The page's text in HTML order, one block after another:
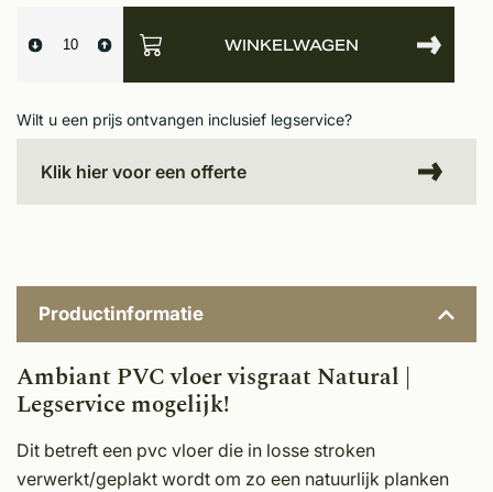
WINKELWAGEN
Wilt u een prijs ontvangen inclusief legservice?
Klik hier voor een offerte
Productinformatie
Ambiant PVC vloer visgraat Natural |
Legservice mogelijk!
Dit betreft een pvc vloer die in losse stroken
verwerkt/geplakt wordt om zo een natuurlijk planken